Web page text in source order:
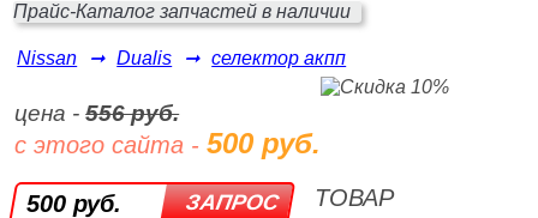
Прайс-Каталог запчастей в наличии
Nissan ➞ Dualis ➞ селектор акпп
цена -556 руб.
с этого сайта -500 руб.
500 руб. ТОВАР